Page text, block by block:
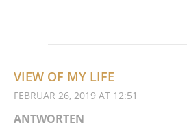
VIEW OF MY LIFE
FEBRUAR 26, 2019 AT 12:51
ANTWORTEN